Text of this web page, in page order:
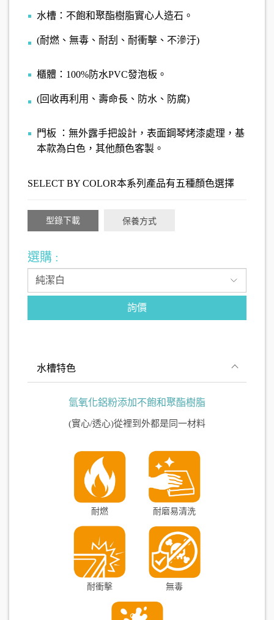
水槽：不飽和聚酯樹脂實心人造石。
(耐燃、無毒、耐刮、耐衝擊、不滲汙)
櫃體：100%防水PVC發泡板。
(回收再利用、壽命長、防水、防腐)
門板 ：無外露手把設計，表面鋼琴烤漆處理，基
本款為白色，其他顏色客製。
SELECT BY COLOR本系列產品有五種顏色選擇
型錄下載 保養方式
選購 :
詢價
水槽特色
氫氧化鋁粉添加不飽和聚酯樹脂
(實心/透心)從裡到外都是同一材料
耐燃 耐磨易清洗
耐衝擊 無毒